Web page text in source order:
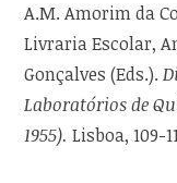
A.M. Amorim da
Livraria Escolar,
Gonçalves (Eds.).
Laboratórios de
1955). Lisboa, 109-